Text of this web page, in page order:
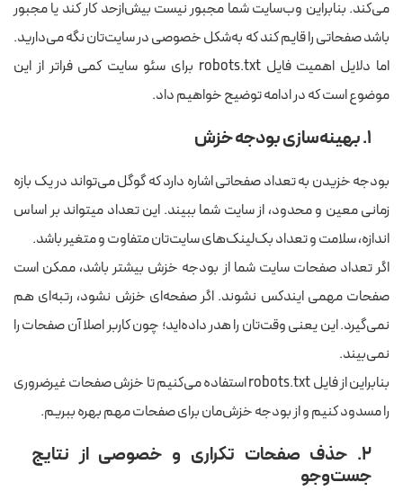
می‌کند. بنابراین وب‌سایت شما مجبور نیست بیش‌ازحد کار کند یا مجبور
باشد صفحاتی را قایم کند که به‌شکل خصوصی در سایت‌تان نگه می‌دارید.
اما دلایل اهمیت فایل robots.txt برای سئو سایت کمی فراتر از این
موضوع است که در ادامه توضیح خواهیم داد.
۱. بهینه‌سازی بودجه خزش
بودجه خزیدن به تعداد صفحاتی اشاره دارد که گوگل می‌تواند در یک بازه
زمانی معین و محدود، از سایت شما ببیند. این تعداد می‎تواند بر اساس
اندازه، سلامت و تعداد بک‌لینک‌های سایت‌تان متفاوت و متغیر باشد.
اگر تعداد صفحات سایت شما از بودجه خزش بیشتر باشد، ممکن است
صفحات مهمی ایندکس نشوند. اگر صفحه‌ای خزش نشود، رتبه‌ای هم
نمی‌گیرد. این یعنی وقت‌تان را هدر داده‌اید؛ چون کاربر اصلا آن صفحات را
نمی‌بیند.
بنابراین از فایل robots.txt استفاده می‌کنیم تا خزش صفحات غیرضروری
را مسدود کنیم و از بودجه خزش‌مان برای صفحات مهم بهره ببریم.
۲. حذف صفحات تکراری و خصوصی از نتایج
جست‌وجو